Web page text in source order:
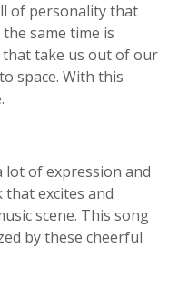
of personality that
same time is
take us out of our
space. With this
lot of expression and
excites and
scene. This song
by these cheerful